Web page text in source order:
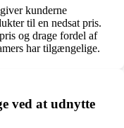
kunderne
til en nedsat pris.
og drage fordel af
har tilgængelige.
ved at udnytte